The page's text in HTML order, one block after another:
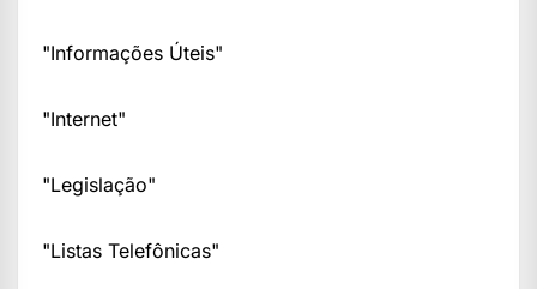
"Informações Úteis"
"Internet"
"Legislação"
"Listas Telefônicas"